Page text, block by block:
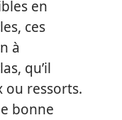
en
ces
à
qu’il
ou ressorts.
bonne